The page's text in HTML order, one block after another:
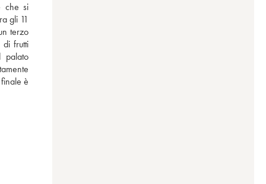
che si
gli 11
terzo
frutti
palato
è